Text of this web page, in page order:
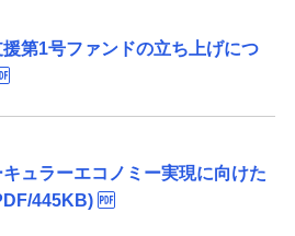
第1号ファンドの立ち上げにつ
ュラーエコノミー実現に向けた
445KB)